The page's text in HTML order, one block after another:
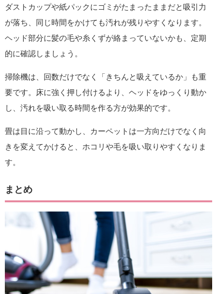
ダストカップや紙パックにゴミがたまったままだと吸引力
が落ち、同じ時間をかけても汚れが残りやすくなります。
ヘッド部分に髪の毛や糸くずが絡まっていないかも、定期
的に確認しましょう。
掃除機は、回数だけでなく「きちんと吸えているか」も重
要です。床に強く押し付けるより、ヘッドをゆっくり動か
し、汚れを吸い取る時間を作る方が効果的です。
畳は目に沿って動かし、カーペットは一方向だけでなく向
きを変えてかけると、ホコリや毛を吸い取りやすくなりま
す。
まとめ